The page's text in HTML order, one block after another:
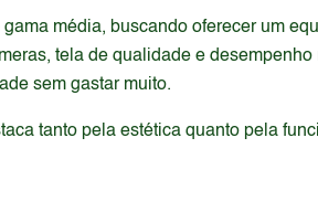
média, buscando oferecer um
tela de qualidade e
sem gastar muito.
tanto pela estética quanto pela